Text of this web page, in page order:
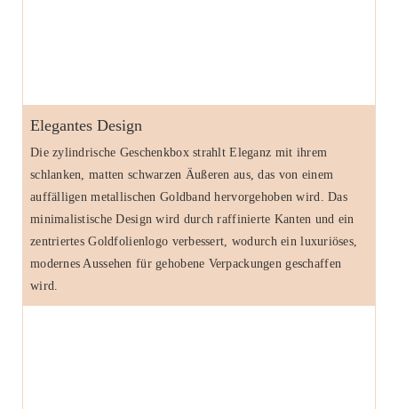
Elegantes Design
Die zylindrische Geschenkbox strahlt Eleganz mit ihrem
schlanken, matten schwarzen Äußeren aus, das von einem
auffälligen metallischen Goldband hervorgehoben wird. Das
minimalistische Design wird durch raffinierte Kanten und ein
zentriertes Goldfolienlogo verbessert, wodurch ein luxuriöses,
modernes Aussehen für gehobene Verpackungen geschaffen
wird.